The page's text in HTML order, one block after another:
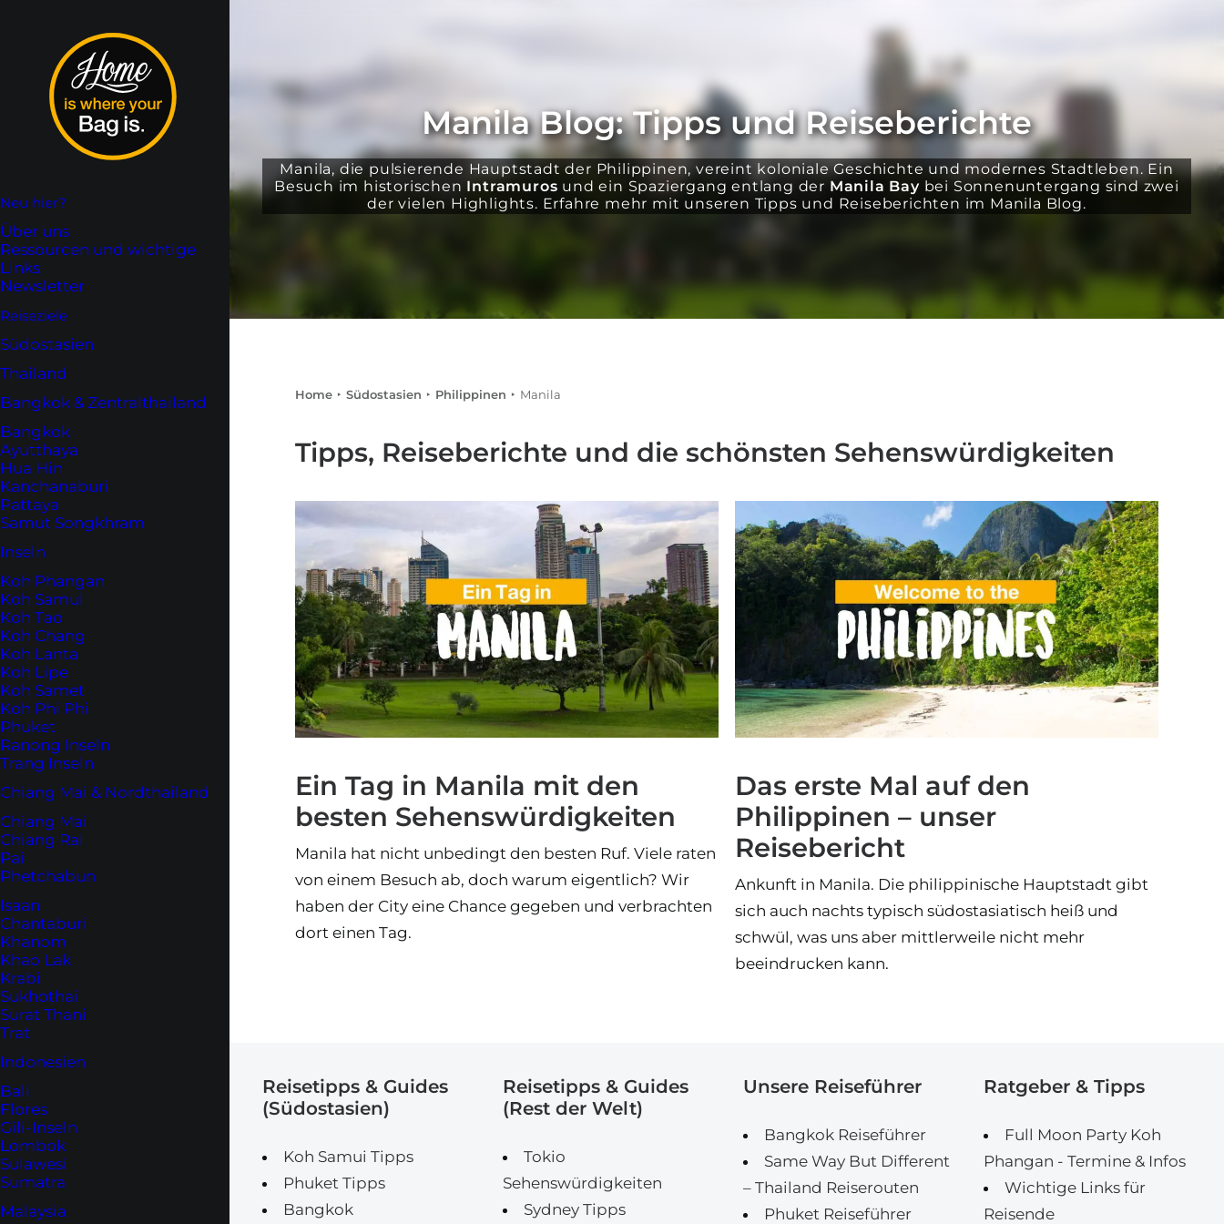
Neu hier?
Über uns
Ressourcen und wichtige
Links
Newsletter
Reiseziele
Südostasien
Thailand
Bangkok & Zentralthailand
Bangkok
Ayutthaya
Hua Hin
Kanchanaburi
Pattaya
Samut Songkhram
Inseln
Koh Phangan
Koh Samui
Koh Tao
Koh Chang
Koh Lanta
Koh Lipe
Koh Samet
Koh Phi Phi
Phuket
Ranong Inseln
Trang Inseln
Chiang Mai & Nordthailand
Chiang Mai
Chiang Rai
Pai
Phetchabun
Isaan
Chantaburi
Khanom
Khao Lak
Krabi
Sukhothai
Surat Thani
Trat
Indonesien
Bali
Flores
Gili-Inseln
Lombok
Sulawesi
Sumatra
Malaysia
Manila Blog: Tipps und Reiseberichte
Manila, die pulsierende Hauptstadt der Philippinen, vereint koloniale Geschichte und modernes Stadtleben. Ein
Besuch im historischen Intramuros und ein Spaziergang entlang der Manila Baybei Sonnenuntergang sind zwei
der vielen Highlights. Erfahre mehr mit unseren Tipps und Reiseberichten im Manila Blog.
Home Südostasien Philippinen Manila
Tipps, Reiseberichte und die schönsten Sehenswürdigkeiten
Ein Tag in Manila mit den
besten Sehenswürdigkeiten
Manila hat nicht unbedingt den besten Ruf. Viele raten
von einem Besuch ab, doch warum eigentlich? Wir
haben der City eine Chance gegeben und verbrachten
dort einen Tag.
Das erste Mal auf den
Philippinen – unser
Reisebericht
Ankunft in Manila. Die philippinische Hauptstadt gibt
sich auch nachts typisch südostasiatisch heiß und
schwül, was uns aber mittlerweile nicht mehr
beeindrucken kann.
Reisetipps & Guides
(Südostasien)
Koh Samui Tipps
Phuket Tipps
Bangkok
Reisetipps & Guides
(Rest der Welt)
Tokio
Sehenswürdigkeiten
Sydney Tipps
Unsere Reiseführer
Bangkok Reiseführer
Same Way But Different
– Thailand Reiserouten
Phuket Reiseführer
Ratgeber & Tipps
Full Moon Party Koh
Phangan - Termine & Infos
Wichtige Links für
Reisende